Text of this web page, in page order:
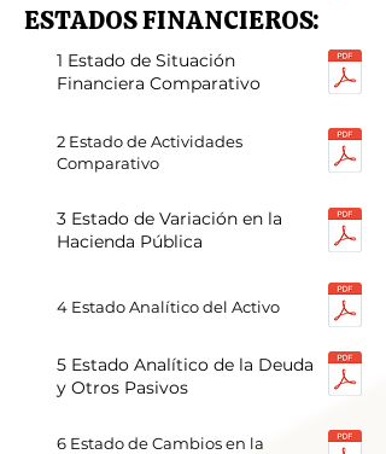
ESTADOS FINANCIEROS:
1 Estado de Situación
Financiera Comparativo
2 Estado de Actividades
Comparativo
3 Estado de Variación en la
Hacienda Pública
4 Estado Analítico del Activo
5 Estado Analítico de la Deuda
y Otros Pasivos
6 Estado de Cambios en la